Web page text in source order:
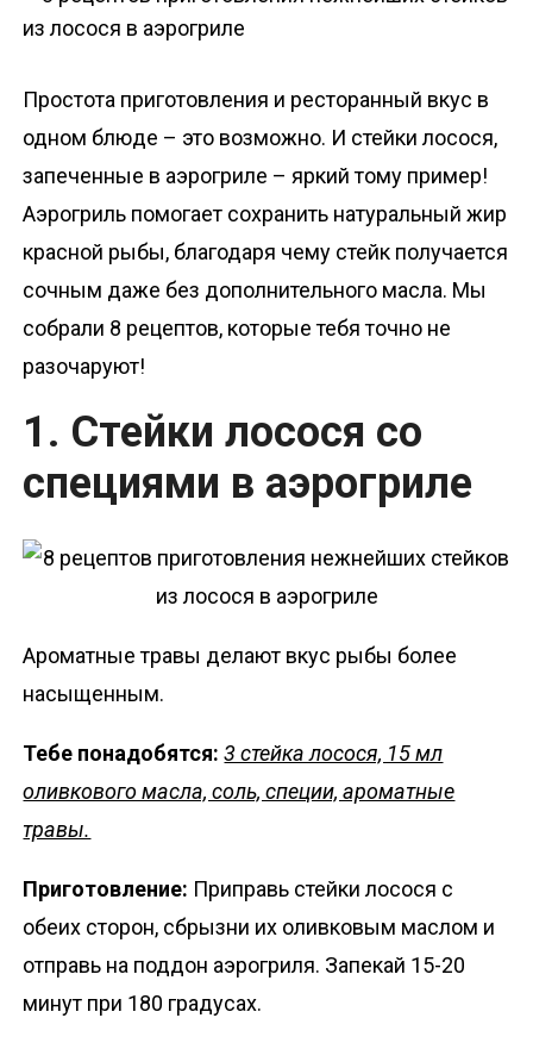
Простота приготовления и ресторанный вкус в
одном блюде – это возможно. И стейки лосося,
запеченные в аэрогриле – яркий тому пример!
Аэрогриль помогает сохранить натуральный жир
красной рыбы, благодаря чему стейк получается
сочным даже без дополнительного масла. Мы
собрали 8 рецептов, которые тебя точно не
разочаруют!
1. Стейки лосося со
специями в аэрогриле
Ароматные травы делают вкус рыбы более
насыщенным.
Тебе понадобятся:3 стейка лосося, 15 мл
оливкового масла, соль, специи, ароматные
травы.
Приготовление: Приправь стейки лосося с
обеих сторон, сбрызни их оливковым маслом и
отправь на поддон аэрогриля. Запекай 15-20
минут при 180 градусах.